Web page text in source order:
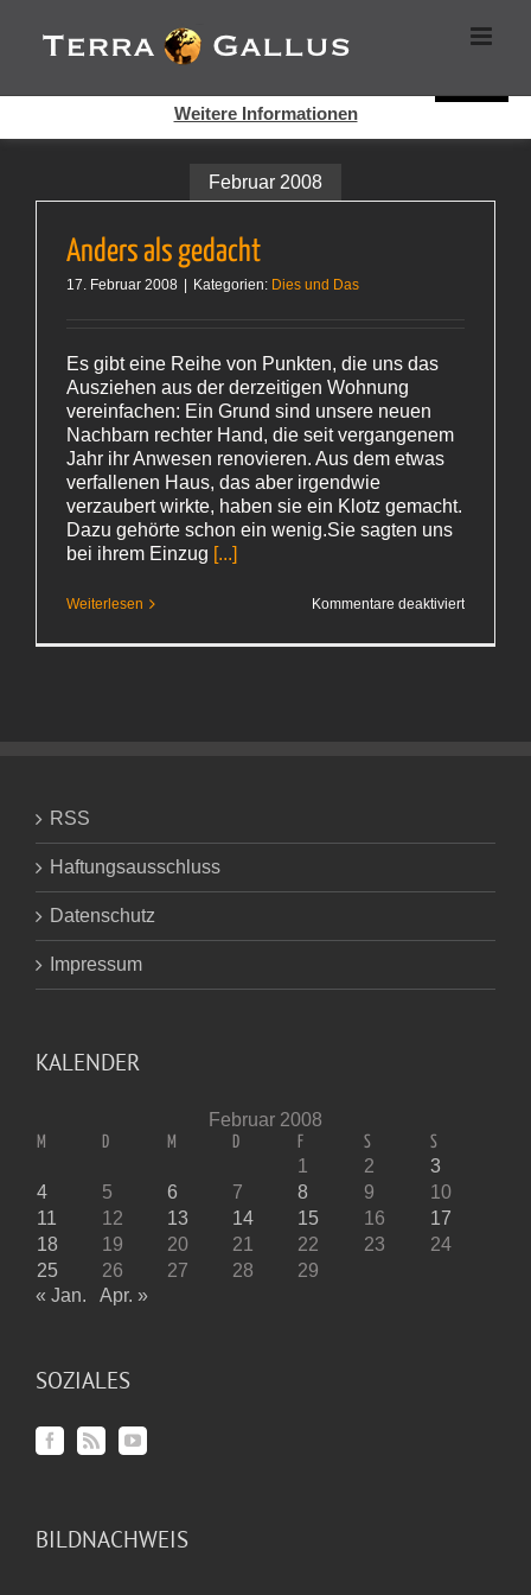
Inhalt
springen
Februar 2008
Anders als gedacht
17. Februar 2008 Kategorien: Dies und Das
Es gibt eine Reihe von Punkten, die uns das
Ausziehen aus der derzeitigen Wohnung
vereinfachen: Ein Grund sind unsere neuen
Nachbarn rechter Hand, die seit vergangenem
Jahr ihr Anwesen renovieren. Aus dem etwas
verfallenen Haus, das aber irgendwie
verzaubert wirkte, haben sie ein Klotz gemacht.
Dazu gehörte schon ein wenig.Sie sagten uns
bei ihrem Einzug [...]
Weiterlesen Kommentare deaktiviertfür
RSS
Haftungsausschluss
Datenschutz
Impressum
KALENDER
Februar 2008
M D M D F S S
1 2
3
4
5 6 7 8 9
10
11
12 13 14 15 16
17
18
19 20 21 22 23
24
25
26 27 28
29
« Jan.
Apr. »
SOZIALES
BILDNACHWEIS
Cookies helfen auf auf dieser Seite bei der Bereitstellung der
Dienste. Durch die Nutzung dieser Webseite erklären Sie sich
Weitere Informationen